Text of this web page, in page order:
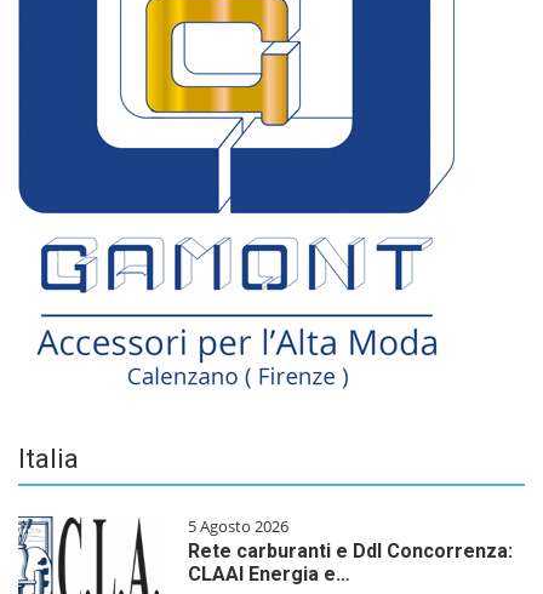
Italia
5 Agosto 2026
Rete carburanti e Ddl Concorrenza:
CLAAI Energia e…